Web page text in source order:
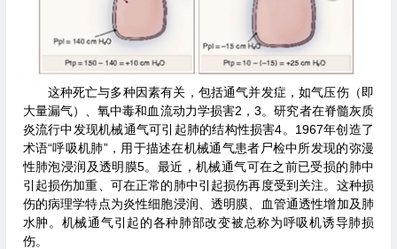
这种死亡与多种因素有关，包括通气并发症，如气压伤（即
大量漏气）、氧中毒和血流动力学损害2，3。研究者在脊髓灰质
炎流行中发现机械通气可引起肺的结构性损害4。1967年创造了
术语“呼吸机肺”，用于描述在机械通气患者尸检中所发现的弥漫
性肺泡浸润及透明膜5。最近，机械通气可在之前已受损的肺中
引起损伤加重、可在正常的肺中引起损伤再度受到关注。这种损
伤的病理学特点为炎性细胞浸润、透明膜、血管通透性增加及肺
水肿。机械通气引起的各种肺部改变被总称为呼吸机诱导肺损
伤。